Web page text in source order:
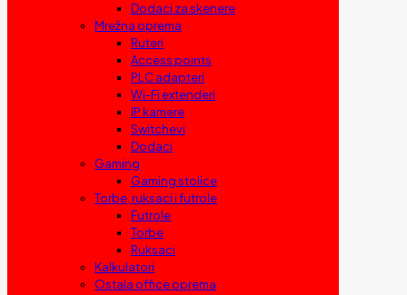
Dodaci za skenere
Mrežna oprema
Ruteri
Access points
PLC adapteri
Wi-Fi extenderi
IP kamere
Switchevi
Dodaci
Gaming
Gaming stolice
Torbe, ruksaci i futrole
Futrole
Torbe
Ruksaci
Kalkulatori
Ostala office oprema